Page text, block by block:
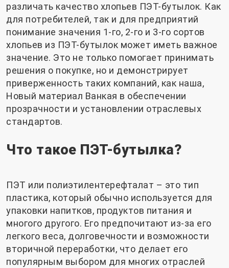
различать качество хлопьев ПЭТ-бутылок. Как
для потребителей, так и для предприятий
понимание значения 1-го, 2-го и 3-го сортов
хлопьев из ПЭТ-бутылок может иметь важное
значение. Это не только помогает принимать
решения о покупке, но и демонстрирует
приверженность таких компаний, как наша,
Новый материал Ванкая в обеспечении
прозрачности и установлении отраслевых
стандартов.
Что такое ПЭТ-бутылка?
ПЭТ или полиэтилентерефталат – это тип
пластика, который обычно используется для
упаковки напитков, продуктов питания и
многого другого. Его предпочитают из-за его
легкого веса, долговечности и возможности
вторичной переработки, что делает его
популярным выбором для многих отраслей